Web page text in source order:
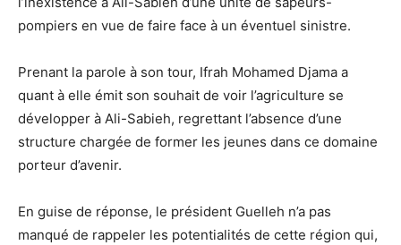
pompiers en vue de faire face à un éventuel sinistre.
Prenant la parole à son tour, Ifrah Mohamed Djama a
quant à elle émit son souhait de voir l’agriculture se
développer à Ali-Sabieh, regrettant l’absence d’une
structure chargée de former les jeunes dans ce domaine
porteur d’avenir.
En guise de réponse, le président Guelleh n’a pas
manqué de rappeler les potentialités de cette région qui,